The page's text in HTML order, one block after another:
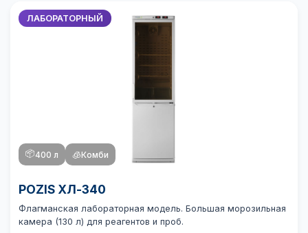
ЛАБОРАТОРНЫЙ
📦400 л 🧊Комби
POZIS ХЛ-340
Флагманская лабораторная модель. Большая морозильная
камера (130 л) для реагентов и проб.